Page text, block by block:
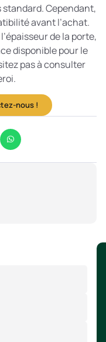
Cependant,
avant l’achat.
de la porte,
disponible pour le
pas à consulter
nous !